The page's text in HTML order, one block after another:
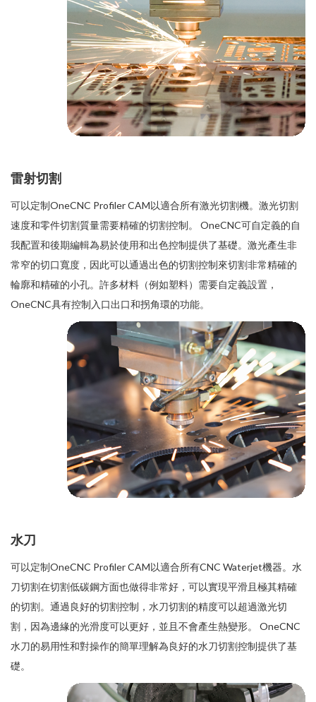
雷射切割
可以定制OneCNC Profiler CAM以適合所有激光切割機。激光切割
速度和零件切割質量需要精確的切割控制。 OneCNC可自定義的自
我配置和後期編輯為易於使用和出色控制提供了基礎。激光產生非
常窄的切口寬度，因此可以通過出色的切割控制來切割非常精確的
輪廓和精確的小孔。許多材料（例如塑料）需要自定義設置，
OneCNC具有控制入口出口和拐角環的功能。
水刀
可以定制OneCNC Profiler CAM以適合所有CNC Waterjet機器。水
刀切割在切割低碳鋼方面也做得非常好，可以實現平滑且極其精確
的切割。通過良好的切割控制，水刀切割的精度可以超過激光切
割，因為邊緣的光滑度可以更好，並且不會產生熱變形。 OneCNC
水刀的易用性和對操作的簡單理解為良好的水刀切割控制提供了基
礎。